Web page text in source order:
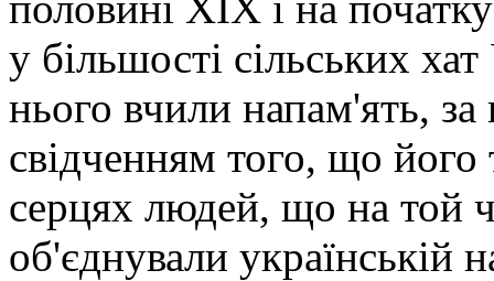
у більшості сільських
нього вчили напам'ять,
свідченням того, що його
серцях людей, що на той
об'єднували українській